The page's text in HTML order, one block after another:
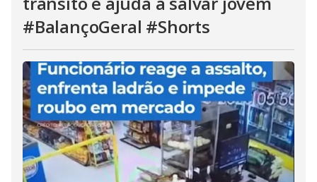
#BalançoGeral #Shorts